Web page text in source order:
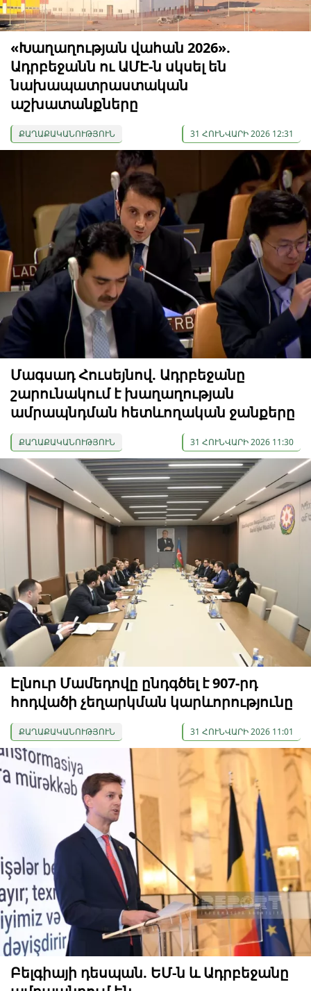
«Խաղաղության վահան 2026».
Ադրբեջանն ու ԱՄԷ-ն սկսել են
նախապատրաստական ​​
աշխատանքները
ՔԱՂԱՔԱԿԱՆՈՒԹՅՈՒՆ 31 ՀՈՒՆՎԱՐԻ 2026 12:31
Մագսադ Հուսեյնով. Ադրբեջանը
շարունակում է խաղաղության
ամրապնդման հետևողական ջանքերը
ՔԱՂԱՔԱԿԱՆՈՒԹՅՈՒՆ 31 ՀՈՒՆՎԱՐԻ 2026 11:30
Էլնուր Մամեդովը ընդգծել է 907-րդ
հոդվածի չեղարկման կարևորությունը
ՔԱՂԱՔԱԿԱՆՈՒԹՅՈՒՆ 31 ՀՈՒՆՎԱՐԻ 2026 11:01
Բելգիայի դեսպան. ԵՄ-ն և Ադրբեջանը